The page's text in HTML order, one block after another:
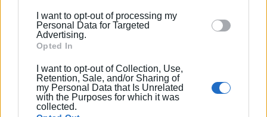
section.
I want to opt-out of processing my
Personal Data for Targeted
Advertising.
Opted In
I want to opt-out of Collection, Use,
Retention, Sale, and/or Sharing of
my Personal Data that Is Unrelated
with the Purposes for which it was
collected.